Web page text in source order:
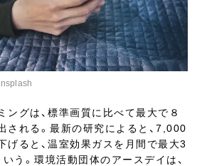
ングは、標準画質に比べて最大で８
される。最新の研究によると、7,000
げると、温室効果ガスを月間で最大3
う。環境活動団体のアースデイは、